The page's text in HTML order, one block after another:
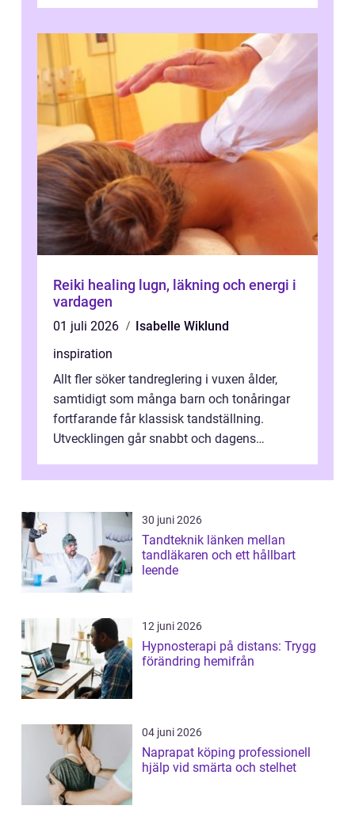
Reiki healing lugn, läkning och energi i
vardagen
01 juli 2026
Isabelle Wiklund
inspiration
Allt fler söker tandreglering i vuxen ålder,
samtidigt som många barn och tonåringar
fortfarande får klassisk tandställning.
Utvecklingen går snabbt och dagens
30 juni 2026
Tandteknik länken mellan
tandläkaren och ett hållbart
leende
12 juni 2026
Hypnosterapi på distans: Trygg
förändring hemifrån
04 juni 2026
Naprapat köping professionell
hjälp vid smärta och stelhet